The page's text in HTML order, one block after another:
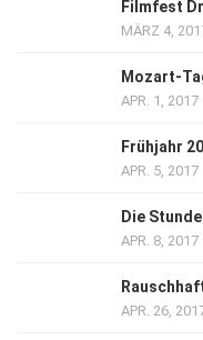
Filmfest
MÄRZ 4,
Mozart-
APR. 1, 2017
Frühjahr
APR. 5, 2017
Die
APR. 8, 2017
APR. 26,